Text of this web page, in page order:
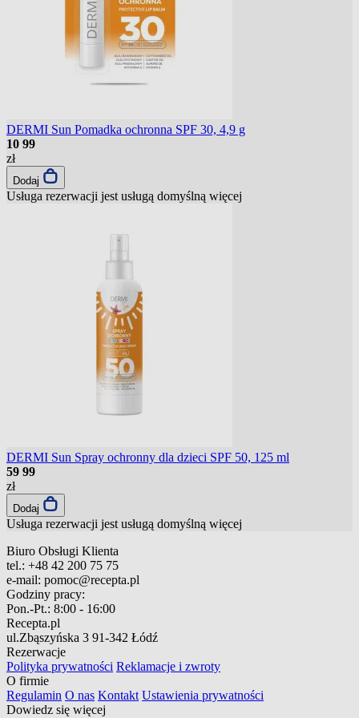
DERMI Sun Pomadka ochronna SPF 30, 4,9 g
10 99
zł
Dodaj
Usługa rezerwacji jest usługą domyślną więcej
DERMI Sun Spray ochronny dla dzieci SPF 50, 125 ml
59 99
zł
Dodaj
Usługa rezerwacji jest usługą domyślną więcej
Biuro Obsługi Klienta
tel.: +48 42 200 75 75
e-mail: pomoc@recepta.pl
Godziny pracy:
Pon.-Pt.: 8:00 - 16:00
Recepta.pl
ul.Zbąszyńska 3 91-342 Łódź
Rezerwacje
Polityka prywatności Reklamacje i zwroty
O firmie
Regulamin O nas Kontakt Ustawienia prywatności
Dowiedz się więcej